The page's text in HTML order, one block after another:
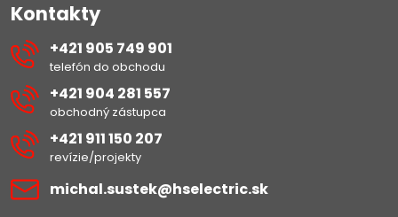
Kontakty
+421 905 749 901
telefón do obchodu
+421 904 281 557
obchodný zástupca
+421 911 150 207
revízie/projekty
michal​.sustek​@hselectric​.sk